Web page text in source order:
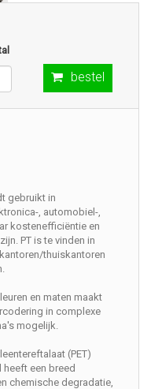
bestel
gebruikt in
, automobiel-,
kostenefficiëntie en
PT is te vinden in
thuiskantoren
en maten maakt
in complexe
mogelijk.
(PET)
heeft een breed
chemische degradatie,